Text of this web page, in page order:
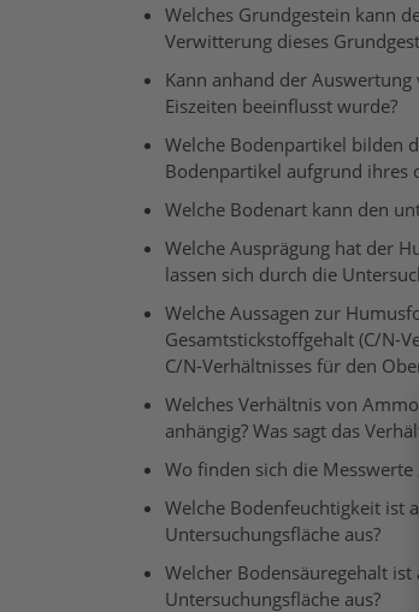
Welches Grundgestein kann
Verwitterung dieses
Kann anhand der
Eiszeiten beeinflusst wurde?
Welche Bodenpartikel bilden
Bodenpartikel aufgrund ihres
Welche Bodenart kann den
Welche Ausprägung hat der
lassen sich durch die
Welche Aussagen zur
Gesamtstickstoffgehalt (C/N-
C/N-Verhältnisses für den
Welches Verhältnis von
anhängig? Was sagt das
Wo finden sich die
Welche Bodenfeuchtigkeit ist
Untersuchungsfläche aus?
Welcher Bodensäuregehalt
Untersuchungsfläche aus?